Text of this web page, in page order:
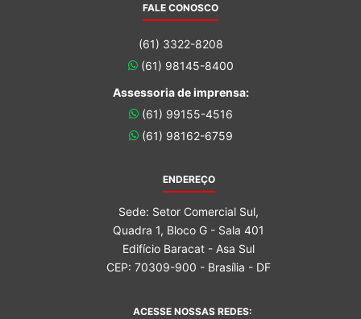
FALE CONOSCO
(61) 3322-8208
(61) 98145-8400
Assessoria de imprensa:
(61) 99155-4516
(61) 98162-6759
ENDEREÇO
Sede: Setor Comercial Sul,
Quadra 1, Bloco G - Sala 401
Edifício Baracat - Asa Sul
CEP: 70309-900 - Brasília - DF
ACESSE NOSSAS REDES: